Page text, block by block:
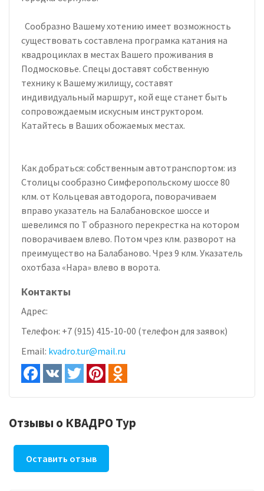
Сообразно Вашему хотению имеет возможность
существовать составлена програмка катания на
квадроциклах в местах Вашего проживания в
Подмосковье. Спецы доставят собственную
технику к Вашему жилищу, составят
индивидуальный маршрут, кой еще станет быть
сопровождаемым искусным инструктором.
Катайтесь в Ваших обожаемых местах.
Как добраться: собственным автотранспортом: из
Столицы сообразно Симферопольскому шоссе 80
клм. от Кольцевая автодорога, поворачиваем
вправо указатель на Балабановское шоссе и
шевелимся по Т образного перекрестка на котором
поворачиваем влево. Потом чрез клм. разворот на
преимущество на Балабаново. Чрез 9 клм. Указатель
охотбаза «Нара» влево в ворота.
Контакты
Адрес:
Телефон: +7 (915) 415-10-00 (телефон для заявок)
Email: kvadro.tur@mail.ru
Отзывы о КВАДРО Тур
Оставить отзыв